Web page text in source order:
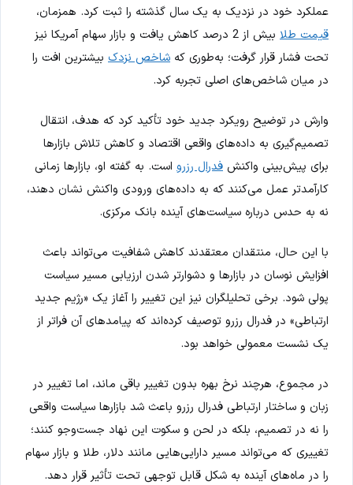
عملکرد خود در نزدیک به یک سال گذشته را ثبت کرد. همزمان،
قیمت طلا
بیش از 2 درصد کاهش یافت و بازار سهام آمریکا نیز
تحت فشار قرار گرفت؛ به‌طوری که شاخص نزدک بیشترین افت را
در میان شاخص‌های اصلی تجربه کرد.
وارش در توضیح رویکرد جدید خود تأکید کرد که هدف، انتقال
تصمیم‌گیری به داده‌های واقعی اقتصاد و کاهش تلاش بازارها
برای پیش‌بینی واکنش فدرال رزرو است. به گفته او، بازارها زمانی
کارآمدتر عمل می‌کنند که به داده‌های ورودی واکنش نشان دهند،
نه به حدس درباره سیاست‌های آینده بانک مرکزی.
با این حال، منتقدان معتقدند کاهش شفافیت می‌تواند باعث
افزایش نوسان در بازارها و دشوارتر شدن ارزیابی مسیر سیاست
پولی شود. برخی تحلیلگران نیز این تغییر را آغاز یک «رژیم جدید
ارتباطی» در فدرال رزرو توصیف کرده‌اند که پیامدهای آن فراتر از
یک نشست معمولی خواهد بود.
در مجموع، هرچند نرخ بهره بدون تغییر باقی ماند، اما تغییر در
زبان و ساختار ارتباطی فدرال رزرو باعث شد بازارها سیاست واقعی
را نه در تصمیم، بلکه در لحن و سکوت این نهاد جست‌وجو کنند؛
تغییری که می‌تواند مسیر دارایی‌هایی مانند دلار، طلا و بازار سهام
را در ماه‌های آینده به شکل قابل توجهی تحت تأثیر قرار دهد.